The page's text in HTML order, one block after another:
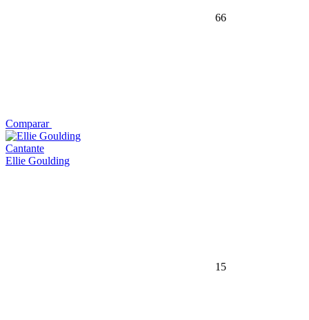
66
Comparar
Cantante
Ellie Goulding
15